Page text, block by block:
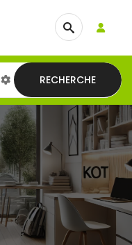
RECHERCHE